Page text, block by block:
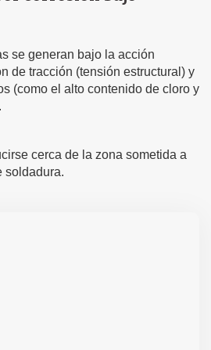
se generan bajo la acción
de tracción (tensión estructural) y
(como el alto contenido de cloro y
cerca de la zona sometida a
soldadura.